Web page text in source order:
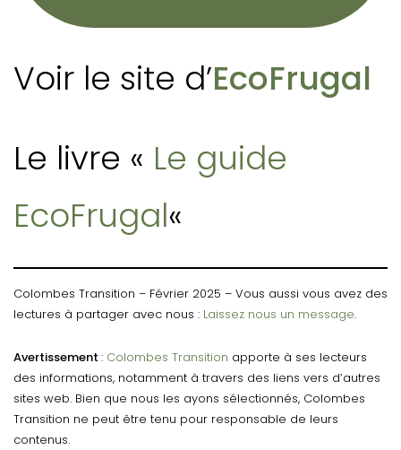
Voir le site d’EcoFrugal
Le livre « Le guide
EcoFrugal«
Colombes Transition – Février 2025 – Vous aussi vous avez des
lectures à partager avec nous : Laissez nous un message.
Avertissement : Colombes Transition apporte à ses lecteurs
des informations, notamment à travers des liens vers d’autres
sites web. Bien que nous les ayons sélectionnés, Colombes
Transition ne peut être tenu pour responsable de leurs
contenus.